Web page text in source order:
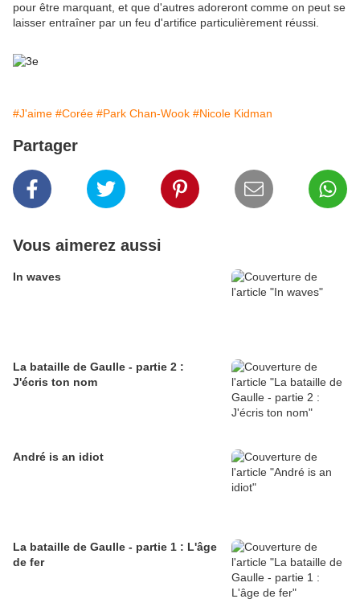
pour être marquant, et que d'autres adoreront comme on peut se
laisser entraîner par un feu d'artifice particulièrement réussi.
#J'aime #Corée #Park Chan-Wook #Nicole Kidman
Partager
Vous aimerez aussi
In waves
La bataille de Gaulle - partie 2 :
J'écris ton nom
André is an idiot
La bataille de Gaulle - partie 1 : L'âge
de fer